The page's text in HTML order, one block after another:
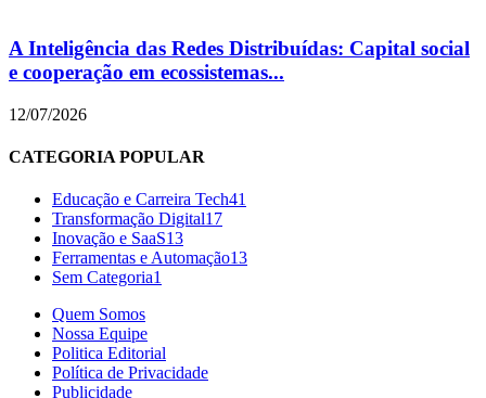
A Inteligência das Redes Distribuídas: Capital social
e cooperação em ecossistemas...
12/07/2026
CATEGORIA POPULAR
Educação e Carreira Tech41
Transformação Digital17
Inovação e SaaS13
Ferramentas e Automação13
Sem Categoria1
Quem Somos
Nossa Equipe
Politica Editorial
Política de Privacidade
Publicidade